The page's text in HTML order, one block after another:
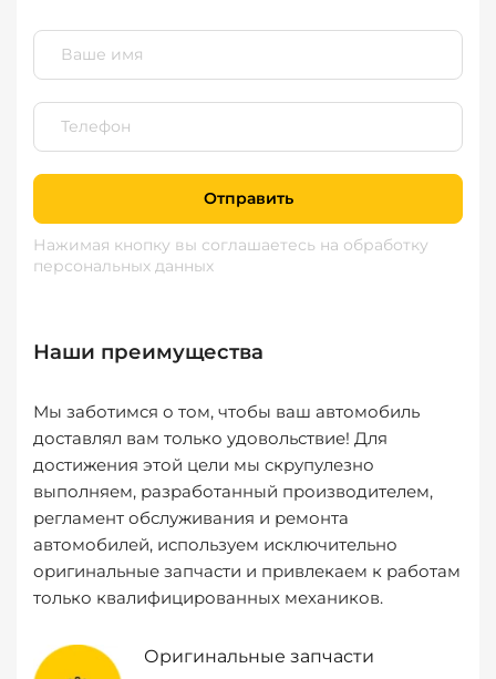
Отправить
Нажимая кнопку вы соглашаетесь на обработку
персональных данных
Наши преимущества
Мы заботимся о том, чтобы ваш автомобиль
доставлял вам только удовольствие! Для
достижения этой цели мы скрупулезно
выполняем, разработанный производителем,
регламент обслуживания и ремонта
автомобилей, используем исключительно
оригинальные запчасти и привлекаем к работам
только квалифицированных механиков.
Оригинальные запчасти